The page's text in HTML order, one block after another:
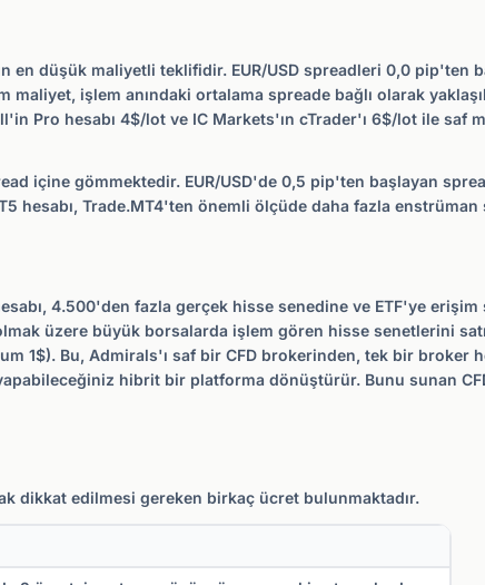
en düşük maliyetli teklifidir. EUR/USD spreadleri 0,0 pip'ten
maliyet, işlem anındaki ortalama spreade bağlı olarak
Pro hesabı 4$/lot ve IC Markets'ın cTrader'ı 6$/lot ile saf
içine gömmektedir. EUR/USD'de 0,5 pip'ten başlayan
hesabı, Trade.MT4'ten önemli ölçüde daha fazla
4.500'den fazla gerçek hisse senedine ve ETF'ye
olmak üzere büyük borsalarda işlem gören hisse senetlerini
1$). Bu, Admirals'ı saf bir CFD brokerinden, tek bir broker
hibrit bir platforma dönüştürür. Bunu sunan
dikkat edilmesi gereken birkaç ücret bulunmaktadır.